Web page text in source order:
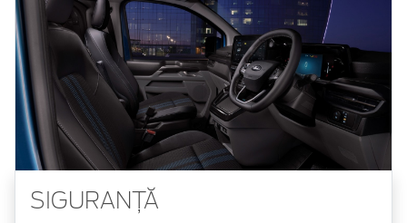
SIGURANȚĂ